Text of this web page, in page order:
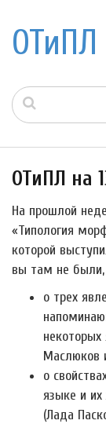
ОТиПЛ
ОТиПЛ на
На прошлой
«Типология
которой
вы там не были,
о трех
Маслюков
о
языке и их
(Лада